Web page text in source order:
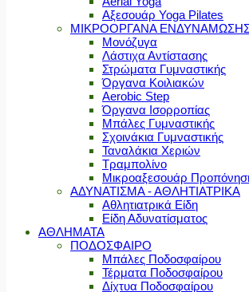
Αξεσουάρ Yoga Pilates
ΜΙΚΡΟΟΡΓΑΝΑ
Μονόζυγα
Λάστιχα Αντίστασης
Στρώματα Γυμναστικής
Όργανα Κοιλιακών
Aerobic Step
Όργανα Ισορροπίας
Μπάλες Γυμναστικής
Σχοινάκια Γυμναστικής
Ταναλάκια Χεριών
Τραμπολίνο
Μικροαξεσουάρ
ΑΔΥΝΑΤΙΣΜΑ - ΑΘΛΗΤΙΑΤΡΙΚΑ
Αθλητιατρικά Είδη
Είδη Αδυνατίσματος
ΑΘΛΗΜΑΤΑ
ΠΟΔΟΣΦΑΙΡΟ
Μπάλες Ποδοσφαίρου
Τέρματα Ποδοσφαίρου
Δίχτυα Ποδοσφαίρου